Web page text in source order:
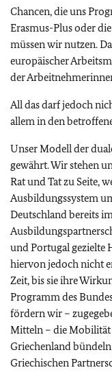
Chancen, die uns
Erasmus-Plus oder
müssen wir nutzen.
europäischer
der
All das darf jedoch
allem in den
Unser Modell der
gewährt. Wir stehen
Rat und Tat zu Seite,
Ausbildungssystem
Deutschland bereits
und Portugal gezielte
hiervon jedoch nicht
Zeit, bis sie ihre
Programm des
fördern wir –
Mitteln – die Mobilität
Griechenland
Griechischen